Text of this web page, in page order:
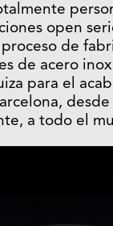
open
de
de acero
para el
a todo el